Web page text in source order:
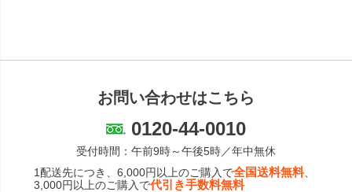
お問い合わせはこちら
0120-44-0010
受付時間：午前9時～午後5時／年中無休
1配送先につき、6,000円以上のご購入で全国送料無料、
3,000円以上のご購入で代引き手数料無料